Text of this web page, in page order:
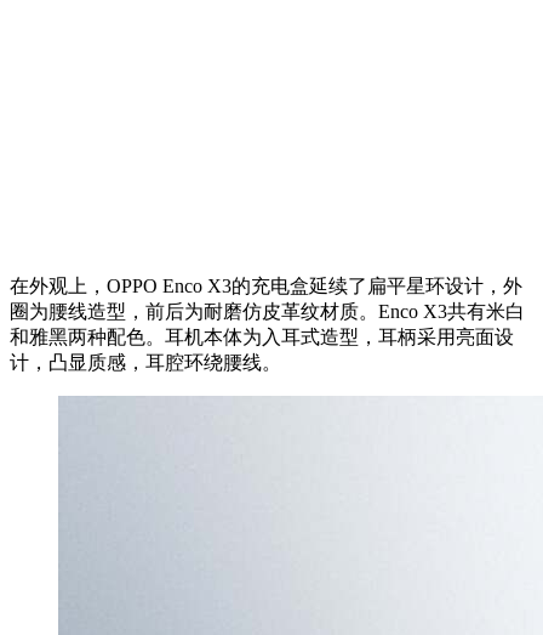
在外观上，OPPO Enco X3的充电盒延续了扁平星环设计，外
圈为腰线造型，前后为耐磨仿皮革纹材质。Enco X3共有米白
和雅黑两种配色。耳机本体为入耳式造型，耳柄采用亮面设
计，凸显质感，耳腔环绕腰线。